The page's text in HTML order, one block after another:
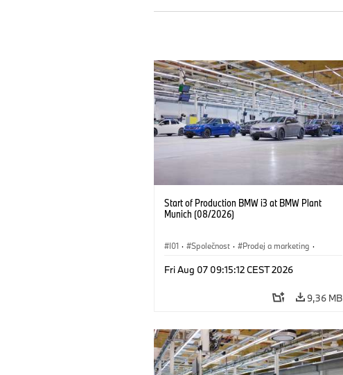
Start of Production BMW i3 at BMW Plant
Munich (08/2026)
I01 · Společnost · Prodej a marketing ·
Fri Aug 07 09:15:12 CEST 2026
9,36 MB